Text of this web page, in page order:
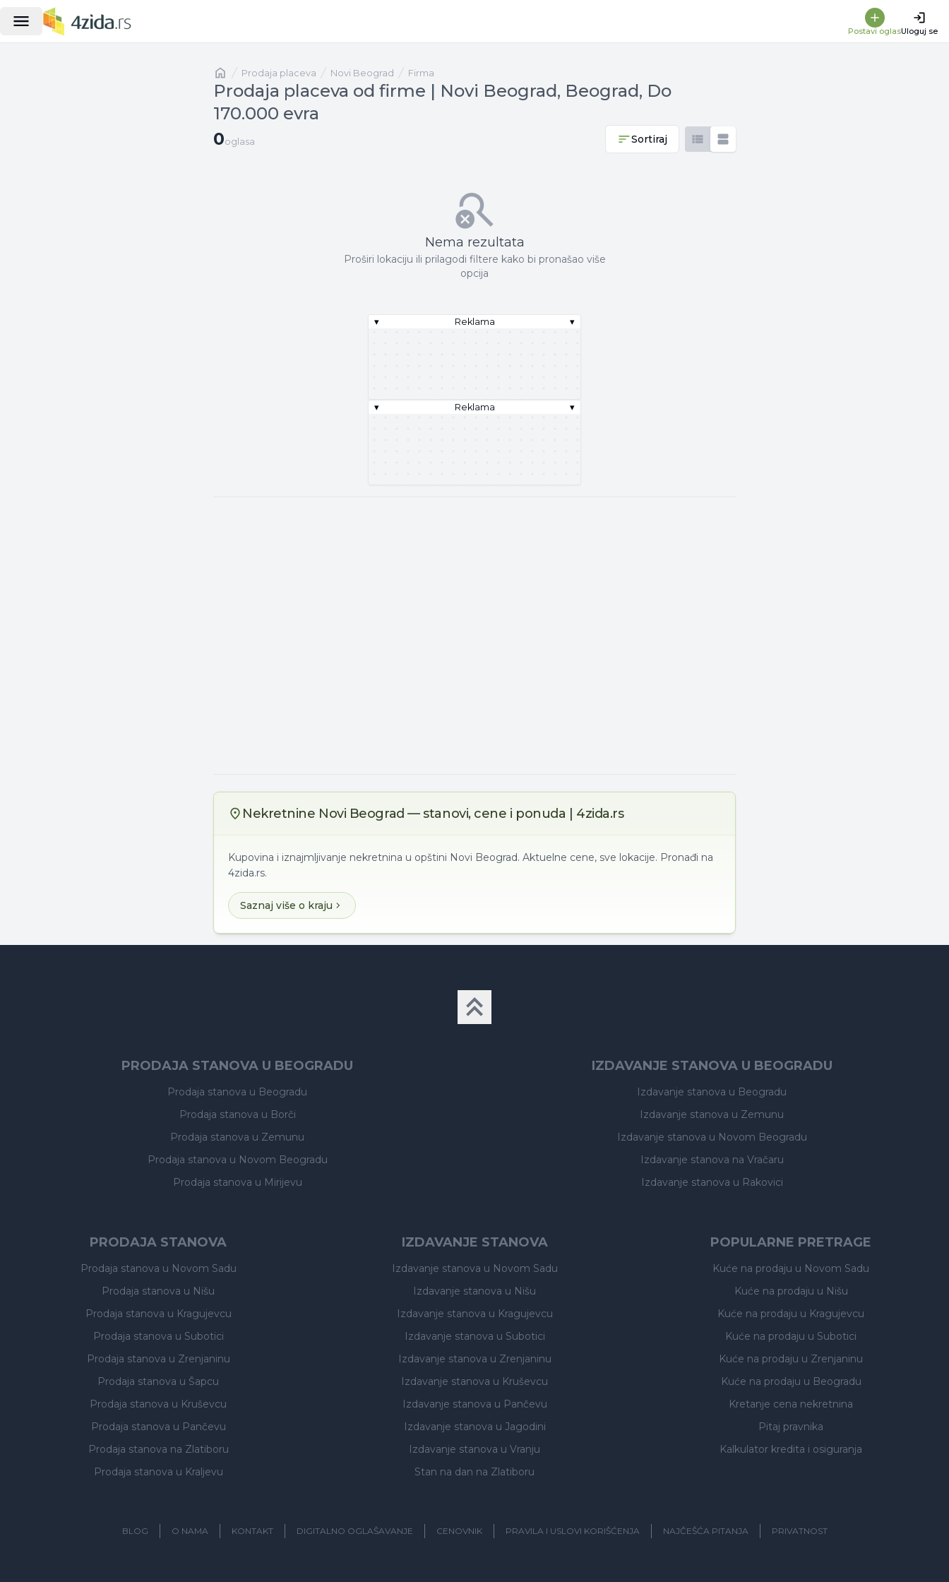
Postavi oglasUloguj se
Naslovnaprodaja placeva Novi Beograd firma
Prodaja placeva od firme | Novi Beograd, Beograd, Do
170.000 evra
0 oglasa
0oglasa Sortiraj
Nema rezultata
Proširi lokaciju ili prilagodi filtere kako bi pronašao više
opcija
▾ Reklama ▾
▾ Reklama ▾
Nekretnine Novi Beograd — stanovi, cene i ponuda | 4zida.rs
Kupovina i iznajmljivanje nekretnina u opštini Novi Beograd. Aktuelne cene, sve lokacije. Pronađi na
4zida.rs.
Saznaj više o kraju
PRODAJA STANOVA U BEOGRADU
Prodaja stanova u Beogradu
Prodaja stanova u Borči
Prodaja stanova u Zemunu
Prodaja stanova u Novom Beogradu
Prodaja stanova u Mirijevu
IZDAVANJE STANOVA U BEOGRADU
Izdavanje stanova u Beogradu
Izdavanje stanova u Zemunu
Izdavanje stanova u Novom Beogradu
Izdavanje stanova na Vračaru
Izdavanje stanova u Rakovici
PRODAJA STANOVA
Prodaja stanova u Novom Sadu
Prodaja stanova u Nišu
Prodaja stanova u Kragujevcu
Prodaja stanova u Subotici
Prodaja stanova u Zrenjaninu
Prodaja stanova u Šapcu
Prodaja stanova u Kruševcu
Prodaja stanova u Pančevu
Prodaja stanova na Zlatiboru
Prodaja stanova u Kraljevu
IZDAVANJE STANOVA
Izdavanje stanova u Novom Sadu
Izdavanje stanova u Nišu
Izdavanje stanova u Kragujevcu
Izdavanje stanova u Subotici
Izdavanje stanova u Zrenjaninu
Izdavanje stanova u Kruševcu
Izdavanje stanova u Pančevu
Izdavanje stanova u Jagodini
Izdavanje stanova u Vranju
Stan na dan na Zlatiboru
POPULARNE PRETRAGE
Kuće na prodaju u Novom Sadu
Kuće na prodaju u Nišu
Kuće na prodaju u Kragujevcu
Kuće na prodaju u Subotici
Kuće na prodaju u Zrenjaninu
Kuće na prodaju u Beogradu
Kretanje cena nekretnina
Pitaj pravnika
Kalkulator kredita i osiguranja
BLOG O NAMA KONTAKT DIGITALNO OGLAŠAVANJE CENOVNIK PRAVILA I USLOVI KORIŠĆENJA NAJČEŠĆA PITANJA PRIVATNOST